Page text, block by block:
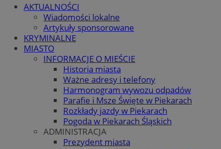
AKTUALNOŚCI
Wiadomości lokalne
Artykuły sponsorowane
KRYMINALNE
MIASTO
INFORMACJE O MIEŚCIE
Historia miasta
Ważne adresy i telefony
Harmonogram wywozu odpadów
Parafie i Msze Święte w Piekarach
Rozkłady jazdy w Piekarach
Pogoda w Piekarach Śląskich
ADMINISTRACJA
Prezydent miasta